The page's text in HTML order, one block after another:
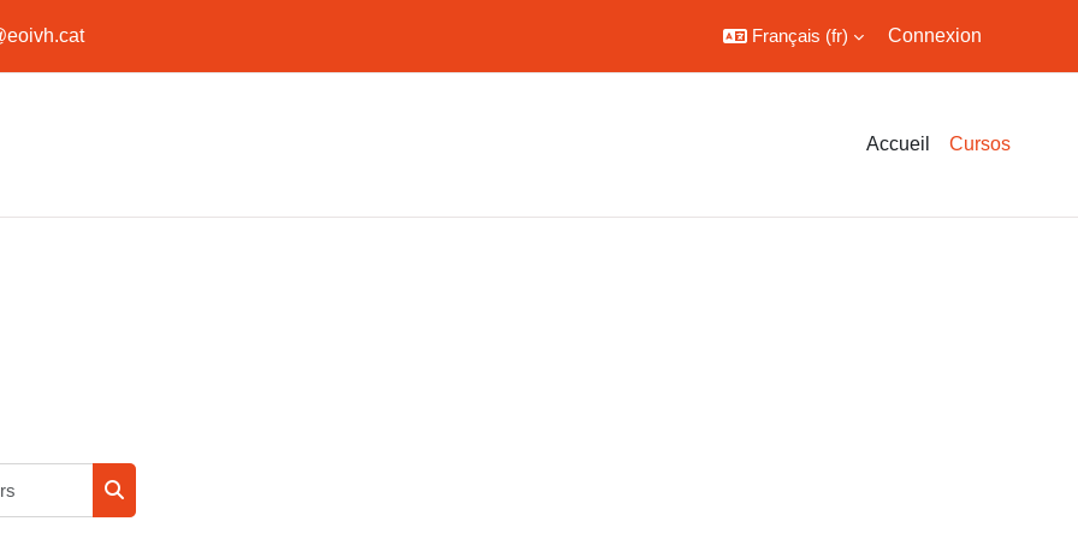
Français ‎(fr)‎ Connexion
Accueil Cursos
Rechercher des cours